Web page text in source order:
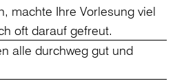
machte Ihre Vorlesung viel
oft darauf gefreut.
alle durchweg gut und